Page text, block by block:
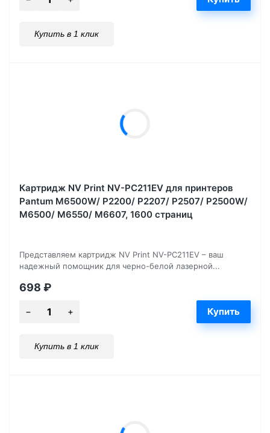
Купить в 1 клик
Картридж NV Print NV-PC211EV для принтеров
Pantum M6500W/ P2200/ P2207/ P2507/ P2500W/
M6500/ M6550/ M6607, 1600 страниц
Представляем картридж NV Print NV-PC211EV – ваш
надежный помощник для черно-белой лазерной...
698 ₽
Купить в 1 клик